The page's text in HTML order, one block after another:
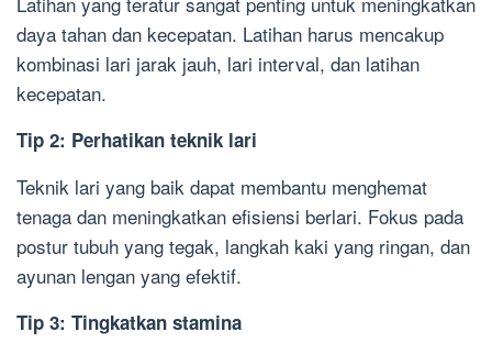
daya tahan dan kecepatan. Latihan harus mencakup
kombinasi lari jarak jauh, lari interval, dan latihan
kecepatan.
Tip 2: Perhatikan teknik lari
Teknik lari yang baik dapat membantu menghemat
tenaga dan meningkatkan efisiensi berlari. Fokus pada
postur tubuh yang tegak, langkah kaki yang ringan, dan
ayunan lengan yang efektif.
Tip 3: Tingkatkan stamina